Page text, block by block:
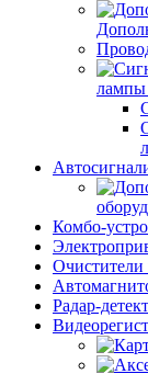
лампы
Комбо-
Очистители
Радар-